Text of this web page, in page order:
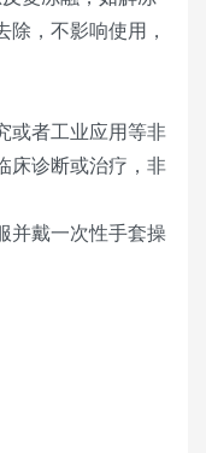
除，不影响使用，
或者工业应用等非
床诊断或治疗，非
并戴一次性手套操